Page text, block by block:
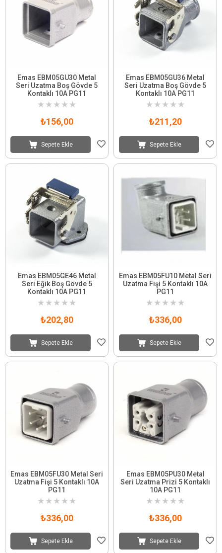
Emas EBM05GU30 Metal
Seri Uzatma Boş Gövde 5
Kontaklı 10A PG11
★ ★ ★ ★ ★
₺156,00
Sepete Ekle
Emas EBM05GU36 Metal
Seri Uzatma Boş Gövde 5
Kontaklı 10A PG11
★ ★ ★ ★ ★
₺211,20
Sepete Ekle
Emas EBM05GE46 Metal
Seri Eğik Boş Gövde 5
Kontaklı 10A PG11
★ ★ ★ ★ ★
₺202,80
Sepete Ekle
Emas EBM05FU10 Metal Seri
Uzatma Fişi 5 Kontaklı 10A
PG11
★ ★ ★ ★ ★
₺336,00
Sepete Ekle
Emas EBM05FU30 Metal Seri
Uzatma Fişi 5 Kontaklı 10A
PG11
★ ★ ★ ★ ★
₺336,00
Sepete Ekle
Emas EBM05PU30 Metal
Seri Uzatma Prizi 5 Kontaklı
10A PG11
★ ★ ★ ★ ★
₺336,00
Sepete Ekle